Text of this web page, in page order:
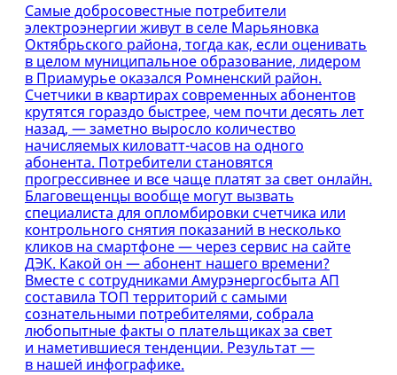
Самые добросовестные потребители
электроэнергии живут в селе Марьяновка
Октябрьского района, тогда как, если оценивать
в целом муниципальное образование, лидером
в Приамурье оказался Ромненский район.
Cчетчики в квартирах современных абонентов
крутятся гораздо быстрее, чем почти десять лет
назад, — заметно выросло количество
начисляемых киловатт-часов на одного
абонента. Потребители становятся
прогрессивнее и все чаще платят за свет онлайн.
Благовещенцы вообще могут вызвать
специалиста для опломбировки счетчика или
контрольного снятия показаний в несколько
кликов на смартфоне — через сервис на сайте
ДЭК. Какой он — абонент нашего времени?
Вместе с сотрудниками Амурэнергосбыта АП
составила ТОП территорий с самыми
сознательными потребителями, собрала
любопытные факты о плательщиках за свет
и наметившиеся тенденции. Результат —
в нашей инфографике.